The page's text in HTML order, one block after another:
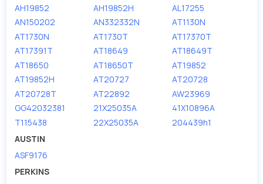
AH19852
AH19852H
AL17255
AN150202
AN332332N
AT1130N
AT1730N
AT1730T
AT17370T
AT17391T
AT18649
AT18649T
AT18650
AT18650T
AT19852
AT19852H
AT20727
AT20728
AT20728T
AT22892
AW23969
GG42032381
21X25035A
41X10896A
T115438
22X25035A
204439h1
AUSTIN
ASF9176
PERKINS